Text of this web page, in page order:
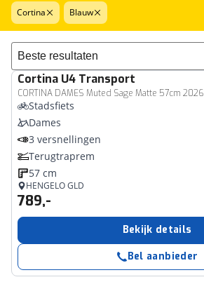
Cortina Blauw
Sorteer resultaten
Cortina U4 Transport
CORTINA DAMES Muted Sage Matte 57cm 2026
Stadsfiets
Dames
3 versnellingen
Terugtraprem
57 cm
HENGELO GLD
789,-
Bekijk details
Bel aanbieder